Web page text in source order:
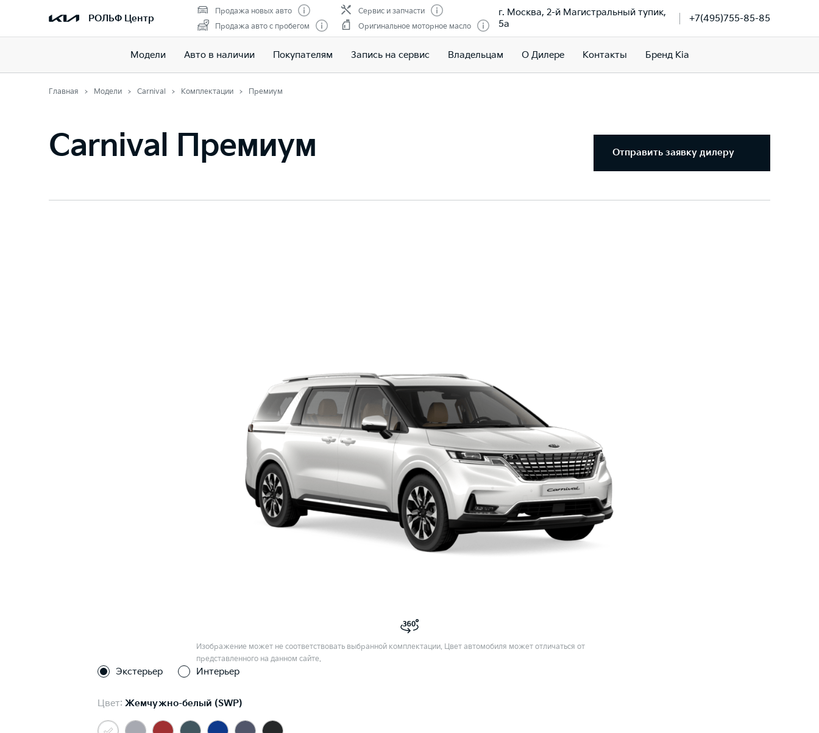
РОЛЬФ Центр
Продажа новых авто
Продажа авто с пробегом
Сервис и запчасти
Оригинальное моторное масло
г. Москва, 2-й Магистральный тупик,
5а
+7(495)755-85-85
Модели Авто в наличии Покупателям Запись на сервис Владельцам О Дилере Контакты Бренд Kia
Главная Модели Carnival Комплектации Премиум
Carnival Премиум Отправить заявку дилеру
Изображение может не соответствовать выбранной комплектации. Цвет автомобиля может отличаться от
представленного на данном сайте.
Экстерьер Интерьер
Цвет: Жемчужно-белый (SWP)